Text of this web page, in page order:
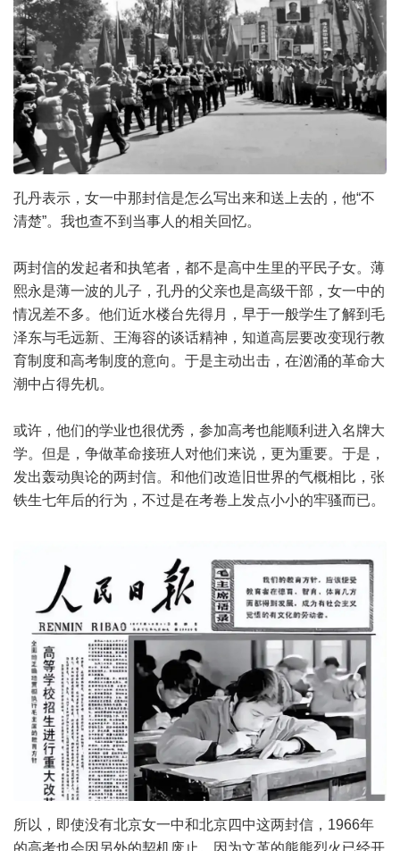
孔丹表示，女一中那封信是怎么写出来和送上去的，他“不
清楚”。我也查不到当事人的相关回忆。
两封信的发起者和执笔者，都不是高中生里的平民子女。薄
熙永是薄一波的儿子，孔丹的父亲也是高级干部，女一中的
情况差不多。他们近水楼台先得月，早于一般学生了解到毛
泽东与毛远新、王海容的谈话精神，知道高层要改变现行教
育制度和高考制度的意向。于是主动出击，在汹涌的革命大
潮中占得先机。
或许，他们的学业也很优秀，参加高考也能顺利进入名牌大
学。但是，争做革命接班人对他们来说，更为重要。于是，
发出轰动舆论的两封信。和他们改造旧世界的气概相比，张
铁生七年后的行为，不过是在考卷上发点小小的牢骚而已。
所以，即使没有北京女一中和北京四中这两封信，1966年